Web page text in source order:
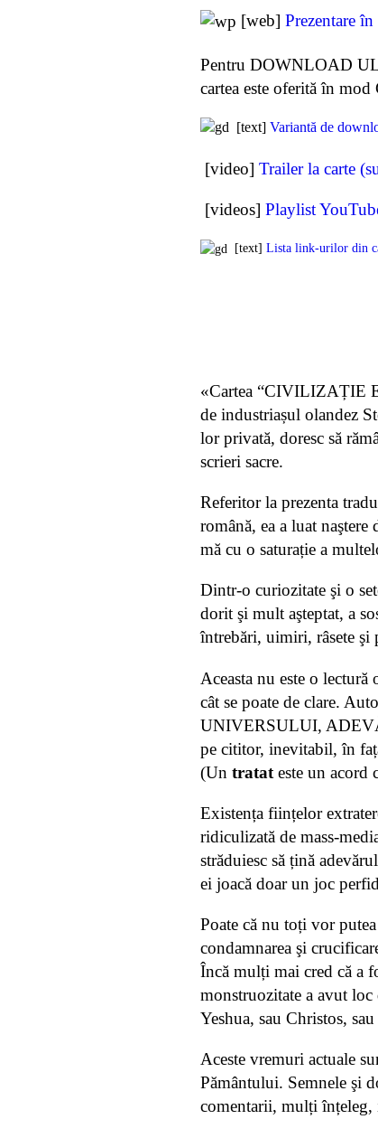
[web] Prezentare
Pentru DOWNLOAD
cartea este oferită în
[text] Variantă de
[video] Trailer la carte
[videos] Playlist
[text] Lista link-urilor din
«Cartea “CIVILIZAȚIE
de industriașul olandez
lor privată, doresc să
scrieri sacre.
Referitor la prezenta
română, ea a luat
mă cu o saturație a
Dintr-o curiozitate şi o
dorit şi mult aşteptat, a
întrebări, uimiri, râsete şi
Aceasta nu este o
cât se poate de clare.
UNIVERSULUI,
pe cititor, inevitabil, în
(Un tratat este un acord
Existența ființelor
ridiculizată de mass-
străduiesc să țină
ei joacă doar un joc
Poate că nu toți vor
condamnarea şi
Încă mulți mai cred că a
monstruozitate a avut
Yeshua, sau Christos,
Aceste vremuri actuale
Pământului. Semnele şi
comentarii, mulți